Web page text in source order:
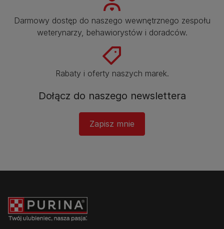
Darmowy dostęp do naszego wewnętrznego zespołu
weterynarzy, behawiorystów i doradców.​
Rabaty i oferty naszych marek.​
Dołącz do naszego newslettera​
Zapisz mnie